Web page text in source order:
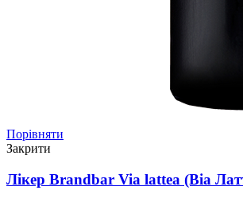
Порівняти
Закрити
Лікер Brandbar Via lattea (Віа